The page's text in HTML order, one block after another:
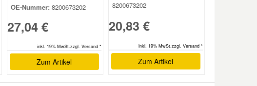
OE-Nummer: 8200673202
27,04 €
inkl. 19% MwSt.zzgl. Versand *
Zum Artikel
8200673202
20,83 €
inkl. 19% MwSt.zzgl. Versand *
Zum Artikel